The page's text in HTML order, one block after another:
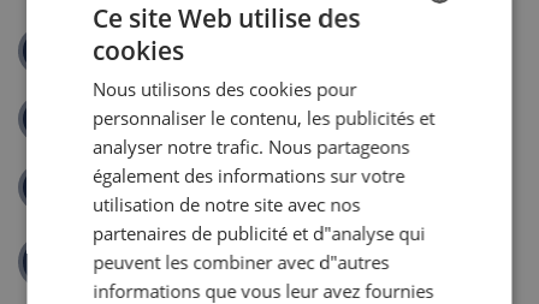
Largeur d'assise +195 mm avec roues freins
tambours
Largeur d'assise +170 mm avec roue 16” ou 12
1/2”
Le Netti 4U CED XL est idéal pour une assise
prolongée (+8 heures par jour). Le fauteuil
fonctionne bien pour les utilisateurs qui sont
Rampe de poussée ergonomique
Toile de dossier avec sangles réglables en tension
Accoudoir escamotable et réglable
Pièce d'extension pour la compensation de la
longueur des jambes
GERMAN
Ce site Web utilise des
cookies
Nous utilisons des cookies pour
personnaliser le contenu, les publicités et
analyser notre trafic. Nous partageons
également des informations sur votre
utilisation de notre site avec nos
partenaires de publicité et d"analyse qui
peuvent les combiner avec d"autres
informations que vous leur avez fournies